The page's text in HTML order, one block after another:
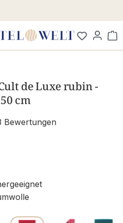
de Luxe rubin -
cm
Bewertungen